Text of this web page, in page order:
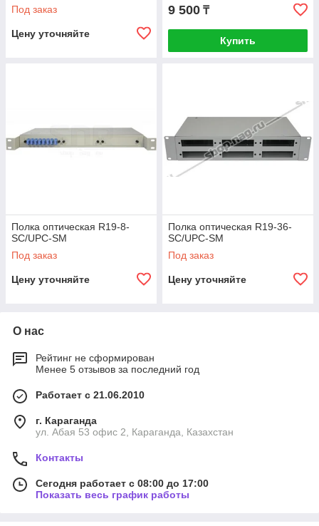
Под заказ
Цену уточняйте
9 500 ₸
Купить
Полка оптическая R19-8-
SC/UPC-SM
Под заказ
Цену уточняйте
Полка оптическая R19-36-
SC/UPC-SM
Под заказ
Цену уточняйте
О нас
Рейтинг не сформирован
Менее 5 отзывов за последний год
Работает с 21.06.2010
г. Караганда
ул. Абая 53 офис 2, Караганда, Казахстан
Контакты
Сегодня работает с 08:00 до 17:00
Показать весь график работы